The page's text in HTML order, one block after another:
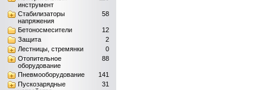
инструмент
58
Стабилизаторы
напряжения
12
Бетоносмесители
2
Защита
0
Лестницы, стремянки
88
Отопительное
оборудование
141
Пневмооборудование
31
Пускозарядные